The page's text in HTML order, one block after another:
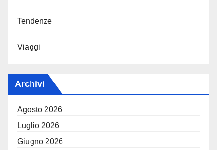
Tendenze
Viaggi
Archivi
Agosto 2026
Luglio 2026
Giugno 2026